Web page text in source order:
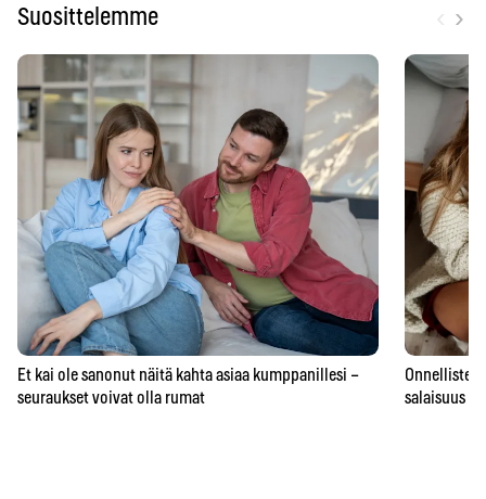
Suosittelemme ›
Et kai ole sanonut näitä kahta asiaa kumppanillesi –
seuraukset voivat olla rumat
Onnellisten
salaisuus –